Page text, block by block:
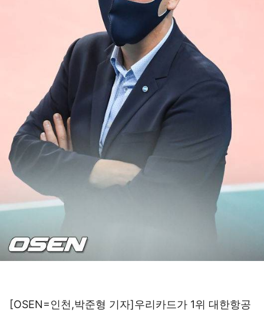
[OSEN=인천,박준형 기자]우리카드가 1위 대한항공